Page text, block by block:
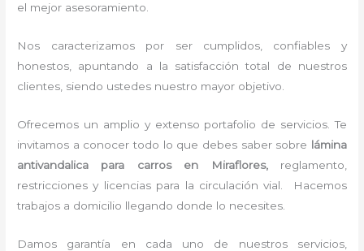
el mejor asesoramiento.
Nos caracterizamos por ser cumplidos, confiables y
honestos, apuntando a la satisfacción total de nuestros
clientes, siendo ustedes nuestro mayor objetivo.
Ofrecemos un amplio y extenso portafolio de servicios. Te
invitamos a conocer todo lo que debes saber sobre lámina
antivandalica para carros
en Miraflores, reglamento,
restricciones y licencias para la circulación vial. Hacemos
trabajos a domicilio llegando donde lo necesites.
Damos garantía en cada uno de nuestros servicios,